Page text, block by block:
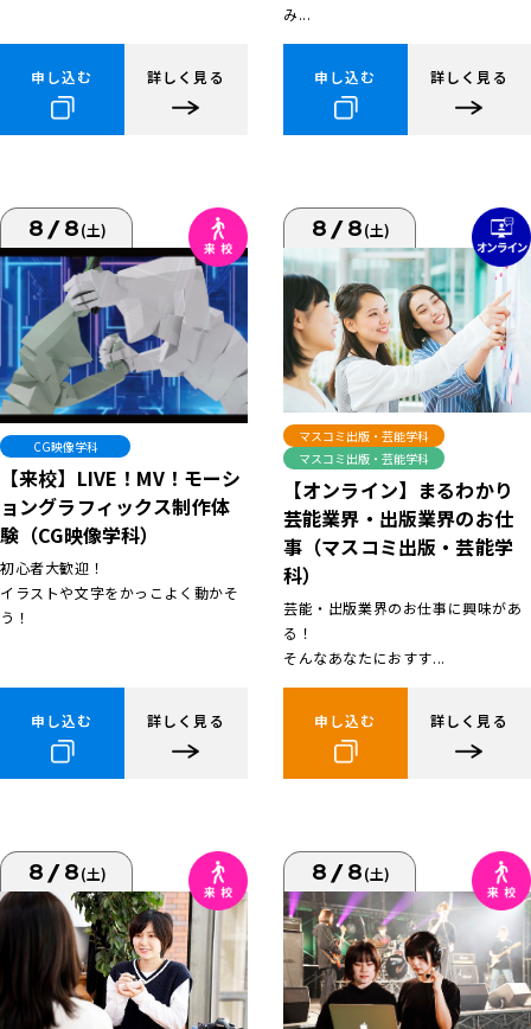
申し込む 詳しく見る
み...
申し込む 詳しく見る
8/8(土)
CG映像学科
【来校】LIVE！MV！モーシ
ョングラフィックス制作体
験（CG映像学科）
初心者大歓迎！
イラストや文字をかっこよく動かそ
う！
申し込む 詳しく見る
8/8(土)
マスコミ出版・芸能学科
マスコミ出版・芸能学科
【オンライン】まるわかり
芸能業界・出版業界のお仕
事（マスコミ出版・芸能学
科）
芸能・出版業界のお仕事に興味があ
る！
そんなあなたにおすす...
申し込む 詳しく見る
8/8(土) 8/8(土)